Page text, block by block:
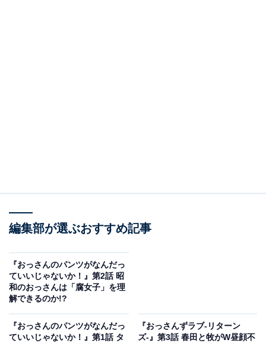
ギャル仲間から一緒にお弁当を食べようと誘われます。
ち。その姿を謎のメイク女子（並木彩華）が遠くから眺
めていて……。
翔が1人になったタイミングを見計らって近づいた謎の
メイク女子は、ギャル生徒たちにこびて自分の立場を奪
編集部が選ぶおすすめ記事
『おっさんのパンツがなんだっ
ていいじゃないか！』第2話 昭
和のおっさんは「腐女子」を理
解できるのか!?
『おっさんのパンツがなんだっ
ていいじゃないか！』第1話 タ
『おっさんずラブ-リターン
ズ-』第3話 春田と牧がW昼顔不